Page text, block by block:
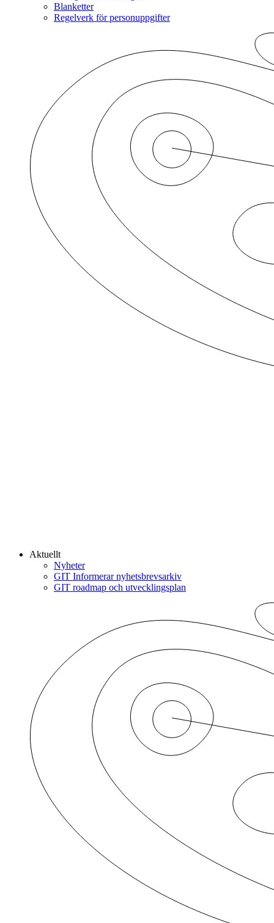
Blanketter
Regelverk för personuppgifter
Aktuellt
Nyheter
GIT Informerar nyhetsbrevsarkiv
GIT roadmap och utvecklingsplan